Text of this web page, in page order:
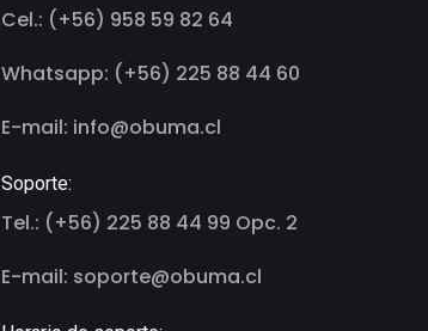
Cel.: (+56) 958 59 82 64
Whatsapp: (+56) 225 88 44 60
E-mail: info@obuma.cl
Soporte:
Tel.: (+56) 225 88 44 99 Opc. 2
E-mail: soporte@obuma.cl